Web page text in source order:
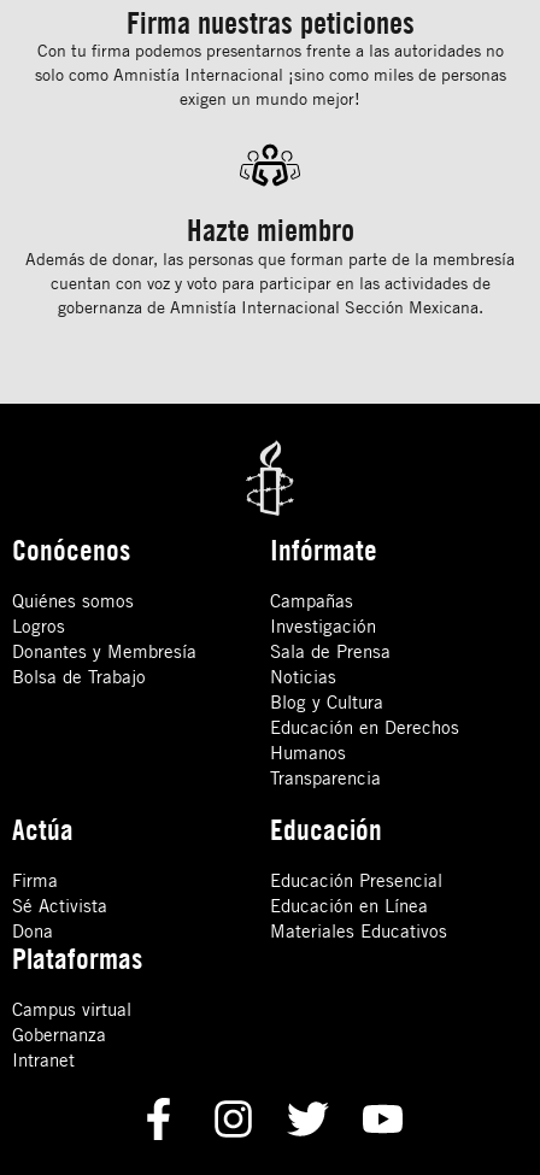
Firma nuestras peticiones
Con tu ﬁrma podemos presentarnos frente a las autoridades no
solo como Amnistía Internacional ¡sino como miles de personas
exigen un mundo mejor!
Hazte miembro
Además de donar, las personas que forman parte de la membresía
cuentan con voz y voto para participar en las actividades de
gobernanza de Amnistía Internacional Sección Mexicana.
Conócenos
Quiénes somos
Logros
Donantes y Membresía
Bolsa de Trabajo
Infórmate
Campañas
Investigación
Sala de Prensa
Noticias
Blog y Cultura
Educación en Derechos
Humanos
Transparencia
Actúa
Firma
Sé Activista
Dona
Educación
Educación Presencial
Educación en Línea
Materiales Educativos
Plataformas
Campus virtual
Gobernanza
Intranet